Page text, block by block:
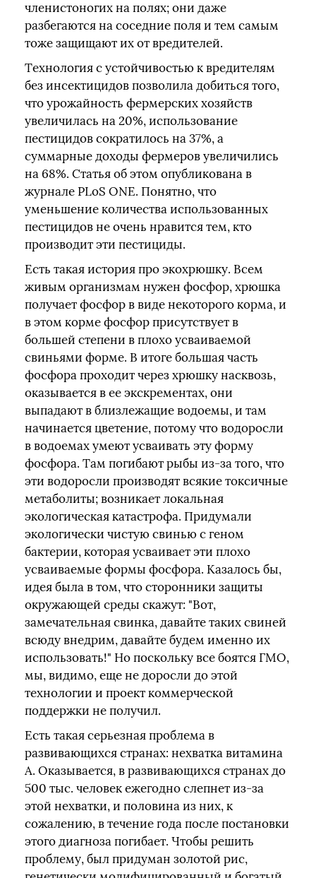
членистоногих на полях; они даже
разбегаются на соседние поля и тем самым
тоже защищают их от вредителей.
Технология с устойчивостью к вредителям
без инсектицидов позволила добиться того,
что урожайность фермерских хозяйств
увеличилась на 20%, использование
пестицидов сократилось на 37%, а
суммарные доходы фермеров увеличились
на 68%. Статья об этом опубликована в
журнале PLoS ONE. Понятно, что
уменьшение количества использованных
пестицидов не очень нравится тем, кто
производит эти пестициды.
Есть такая история про экохрюшку. Всем
живым организмам нужен фосфор, хрюшка
получает фосфор в виде некоторого корма, и
в этом корме фосфор присутствует в
большей степени в плохо усваиваемой
свиньями форме. В итоге большая часть
фосфора проходит через хрюшку насквозь,
оказывается в ее экскрементах, они
выпадают в близлежащие водоемы, и там
начинается цветение, потому что водоросли
в водоемах умеют усваивать эту форму
фосфора. Там погибают рыбы из-за того, что
эти водоросли производят всякие токсичные
метаболиты; возникает локальная
экологическая катастрофа. Придумали
экологически чистую свинью с геном
бактерии, которая усваивает эти плохо
усваиваемые формы фосфора. Казалось бы,
идея была в том, что сторонники защиты
окружающей среды скажут: "Вот,
замечательная свинка, давайте таких свиней
всюду внедрим, давайте будем именно их
использовать!" Но поскольку все боятся ГМО,
мы, видимо, еще не доросли до этой
технологии и проект коммерческой
поддержки не получил.
Есть такая серьезная проблема в
развивающихся странах: нехватка витамина
А. Оказывается, в развивающихся странах до
500 тыс. человек ежегодно слепнет из-за
этой нехватки, и половина из них, к
сожалению, в течение года после постановки
этого диагноза погибает. Чтобы решить
проблему, был придуман золотой рис,